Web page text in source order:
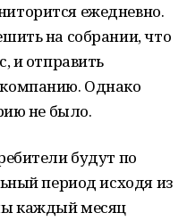
ежедневно.
на собрании, что
и отправить
Однако
не было.
будут по
период исходя из
каждый месяц